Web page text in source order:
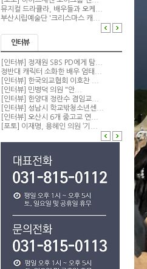
뮤지컬 드라큘라, 배우들과 오케...
부산시립예술단 '크리스마스 캐...
인터뷰
[인터뷰] 정재원 SBS PD에게 탐...
정반대 캐릭터 소화한 배우 엄태...
[인터뷰] 한국외교협회 이호찬 ...
[인터뷰] 민병덕 의원 "안...
[인터뷰] 한양대 정란수 겸임교...
[인터뷰] 성남시 학교밖청소년센...
[인터뷰] 오산시 6개 중고교 연...
[포토] 이재명, 용혜인 의원 ‘기...